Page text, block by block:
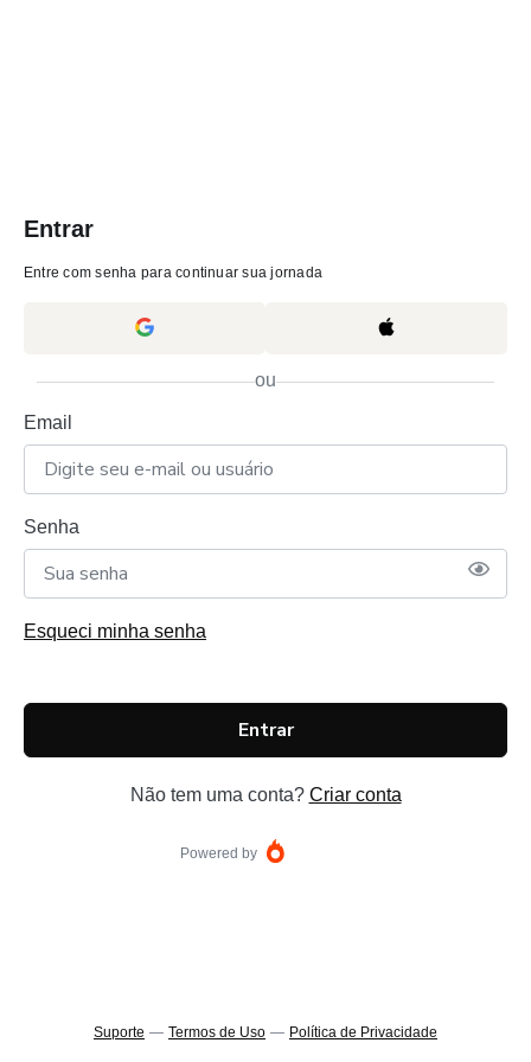
Entrar
Entre com senha para continuar sua jornada
ou
Email
Senha
Esqueci minha senha
Entrar
Não tem uma conta? Criar conta
Powered by
Suporte — Termos de Uso — Política de Privacidade